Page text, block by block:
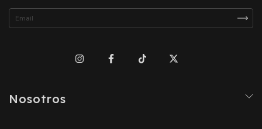
Nosotros